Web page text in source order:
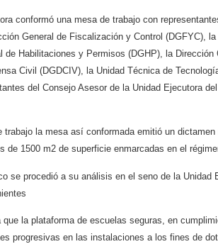
conformó una mesa de trabajo con
General de Fiscalización y Control (DGFYC),
de Habilitaciones y Permisos (DGHP), la
Civil (DGDCIV), la Unidad Técnica de
del Consejo Asesor de la Unidad Ejecutora
trabajo la mesa así conformada emitió un dictamen
de 1500 m2 de superficie enmarcadas en el
se procedió a su análisis en el seno de la Unidad
la plataforma de escuelas seguras, en
progresivas en las instalaciones a los fines de